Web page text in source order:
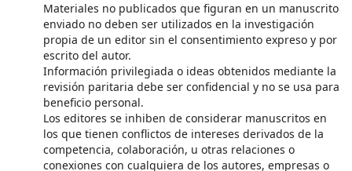
Materiales no publicados que figuran en un manuscrito
enviado no deben ser utilizados en la investigación
propia de un editor sin el consentimiento expreso y por
escrito del autor.
Información privilegiada o ideas obtenidos mediante la
revisión paritaria debe ser confidencial y no se usa para
beneficio personal.
Los editores se inhiben de considerar manuscritos en
los que tienen conflictos de intereses derivados de la
competencia, colaboración, u otras relaciones o
conexiones con cualquiera de los autores, empresas o